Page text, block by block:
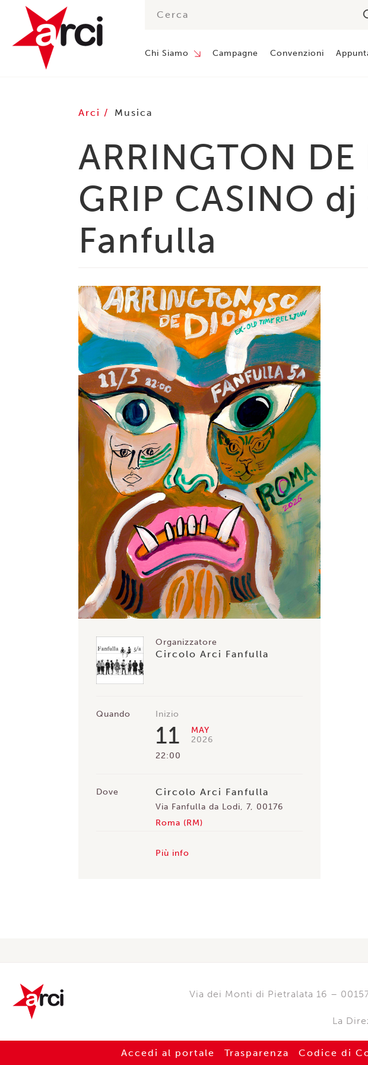
Chi Siamo Campagne Convenzioni
Arci Musica
ARRINGTON
GRIP CASINO
Fanfulla
Organizzatore
Circolo Arci Fanfulla
Quando Inizio
11
MAY
2026
22:00
Dove Circolo Arci Fanfulla
Via Fanfulla da Lodi, 7, 00176
Roma (RM)
Più info
Via dei Monti di Pietralata 16 –
La
Accedi al portale Trasparenza Codice di